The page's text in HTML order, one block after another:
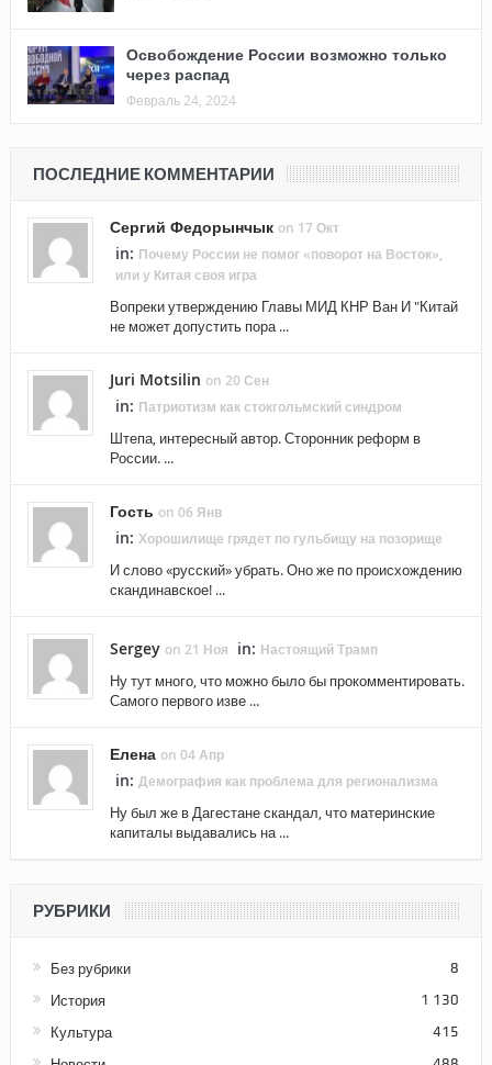
Освобождение России возможно только
через распад
Февраль 24, 2024
ПОСЛЕДНИЕ КОММЕНТАРИИ
Сергий Федорынчык on 17 Окт
in: Почему России не помог «поворот на Восток»,
или у Китая своя игра
Вопреки утверждению Главы МИД КНР Ван И "Китай
не может допустить пора ...
Juri Motsilin on 20 Сен
in: Патриотизм как стокгольмский синдром
Штепа, интересный автор. Сторонник реформ в
России. ...
Гость on 06 Янв
in: Хорошилище грядет по гульбищу на позорище
И слово «русский» убрать. Оно же по происхождению
скандинавское! ...
Sergey on 21 Ноя in: Настоящий Трамп
Ну тут много, что можно было бы прокомментировать.
Самого первого изве ...
Елена on 04 Апр
in: Демография как проблема для регионализма
Ну был же в Дагестане скандал, что материнские
капиталы выдавались на ...
РУБРИКИ
Без рубрики 8
История 1 130
Культура 415